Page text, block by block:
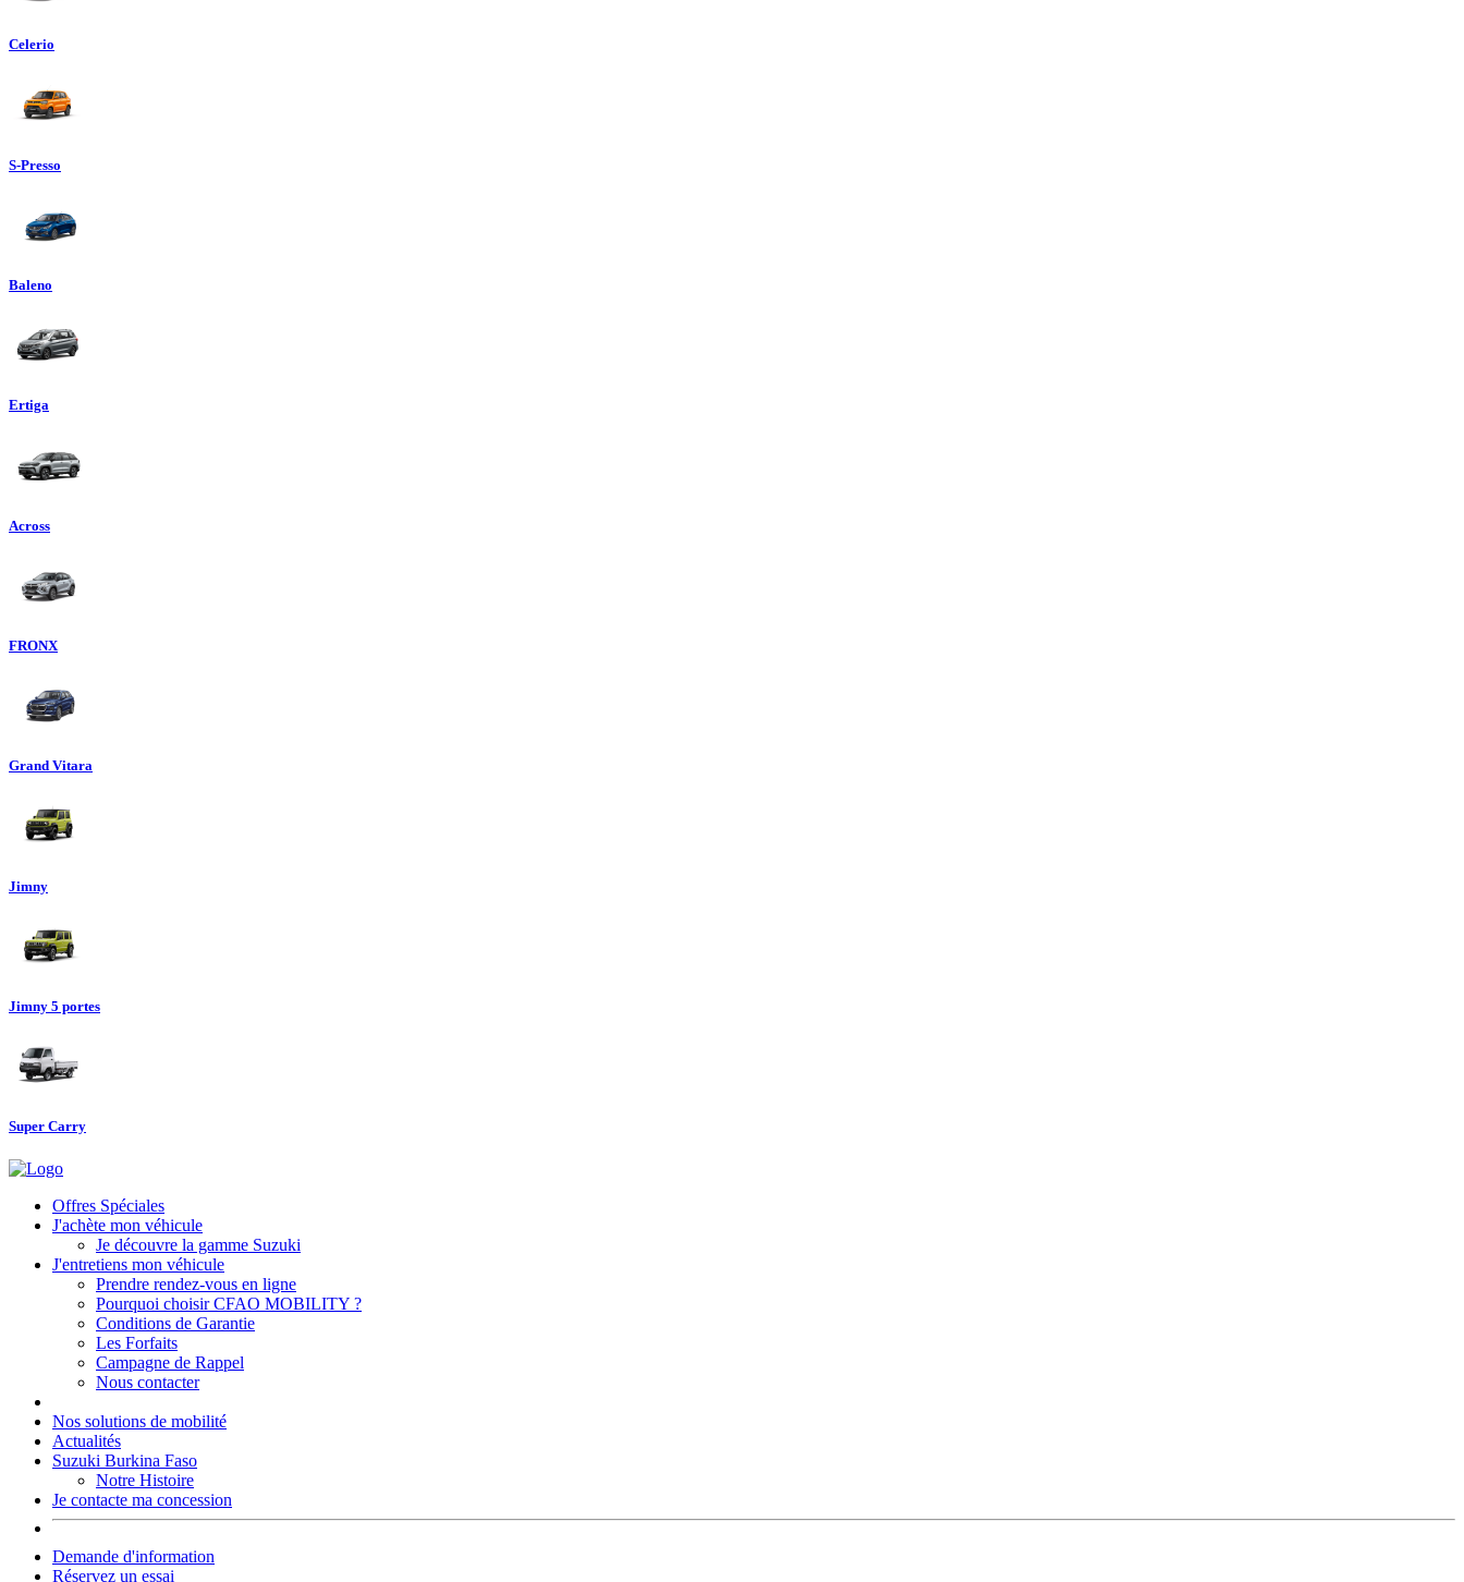
Celerio
S-Presso
Baleno
Ertiga
Across
FRONX
Grand Vitara
Jimny
Jimny 5 portes
Super Carry
Offres Spéciales
J'achète mon véhicule
Je découvre la gamme Suzuki
J'entretiens mon véhicule
Prendre rendez-vous en ligne
Pourquoi choisir CFAO MOBILITY ?
Conditions de Garantie
Les Forfaits
Campagne de Rappel
Nous contacter
Nos solutions de mobilité
Actualités
Suzuki Burkina Faso
Notre Histoire
Je contacte ma concession
Demande d'information
Réservez un essai